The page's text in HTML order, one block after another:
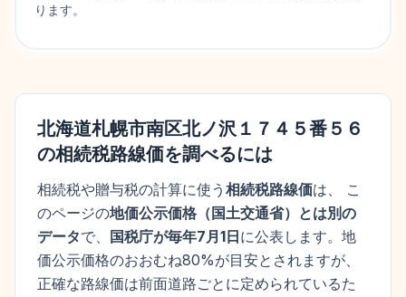
ります。
北海道札幌市南区北ノ沢１７４５番５６
の相続税路線価を調べるには
相続税や贈与税の計算に使う 相続税路線価は、 こ
のページの地価公示価格 （ 国土交通省）とは別の
データで、 国税庁が毎年7月1日に公表します。 地
価公示価格のおおむね80%が目安とされますが、
正確な路線価は前面道路ごとに定められているた